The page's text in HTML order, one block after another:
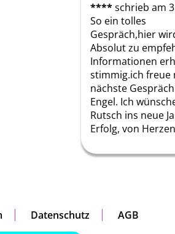
****schrieb am
So ein tolles
Gespräch,hier
Absolut zu
Informationen
stimmig.ich freue
nächste
Engel. Ich
Rutsch ins neue
Erfolg, von
Datenschutz AGB